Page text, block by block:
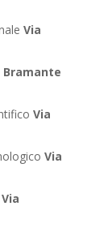
Via
Bramante
Via
Via
Via